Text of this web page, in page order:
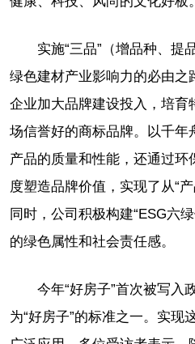
实施“三品”（增品种、提
绿色建材产业影响力的必由之
企业加大品牌建设投入，培育
场信誉好的商标品牌。以千年
产品的质量和性能，还通过环
度塑造品牌价值，实现了从“产
同时，公司积极构建“ESG六
的绿色属性和社会责任感。
今年“好房子”首次被写入
为“好房子”的标准之一。实现